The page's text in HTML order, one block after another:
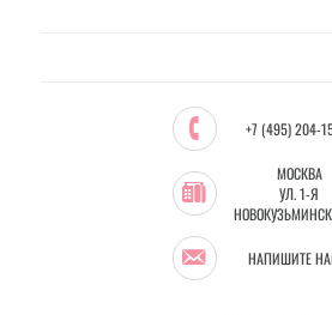
+7 (495) 204-
МОСКВА
УЛ. 1-Я
НАПИШИТЕ